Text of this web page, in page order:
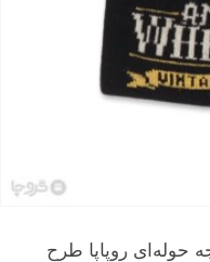
حوله‌ای روپاپا طرح